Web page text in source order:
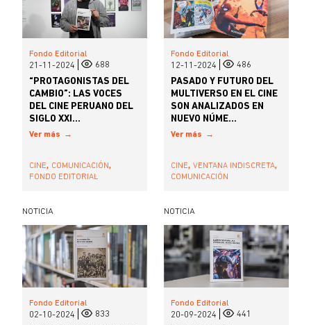
Fondo Editorial
21-11-2024 688
“PROTAGONISTAS DEL
CAMBIO”: LAS VOCES
DEL CINE PERUANO DEL
SIGLO XXI...
Ver más
CINE, COMUNICACIÓN,
FONDO EDITORIAL
Fondo Editorial
12-11-2024 486
PASADO Y FUTURO DEL
MULTIVERSO EN EL CINE
SON ANALIZADOS EN
NUEVO NÚME...
Ver más
CINE, VENTANA INDISCRETA,
COMUNICACIÓN
NOTICIA
Fondo Editorial
02-10-2024 833
NOTICIA
Fondo Editorial
20-09-2024 441